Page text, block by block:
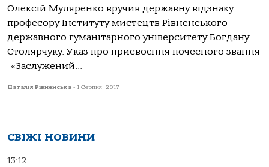
Олексій Муляренко вручив державну відзнаку
професору Інституту мистецтв Рівненського
державного гуманітарного університету Богдану
Столярчуку. Указ про присвоєння почесного звання
«Заслужений...
Наталія Рівненська - 1 Серпня, 2017
СВІЖІ НОВИНИ
13:12